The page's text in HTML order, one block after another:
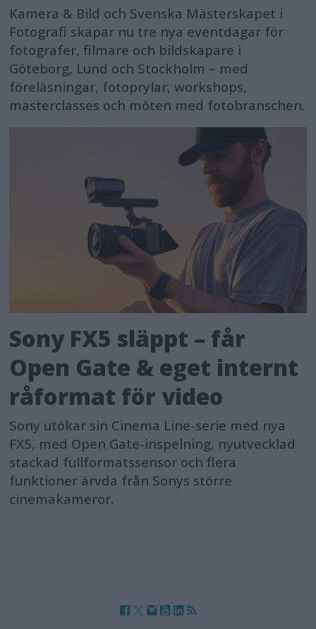
Kamera & Bild och Svenska Mästerskapet i
Fotografi skapar nu tre nya eventdagar för
fotografer, filmare och bildskapare i
Göteborg, Lund och Stockholm – med
föreläsningar, fotoprylar, workshops,
masterclasses och möten med fotobranschen.
Sony FX5 släppt – får
Open Gate & eget internt
råformat för video
Sony utökar sin Cinema Line-serie med nya
FX5, med Open Gate-inspelning, nyutvecklad
stackad fullformatssensor och flera
funktioner ärvda från Sonys större
cinemakameror.